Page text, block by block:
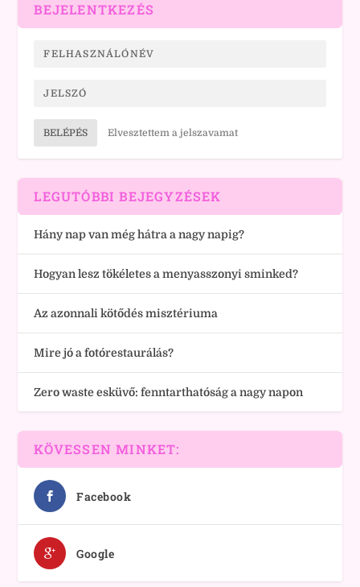
BEJELENTKEZÉS
BELÉPÉS Elvesztettem a jelszavamat
LEGUTÓBBI BEJEGYZÉSEK
Hány nap van még hátra a nagy napig?
Hogyan lesz tökéletes a menyasszonyi sminked?
Az azonnali kötődés misztériuma
Mire jó a fotórestaurálás?
Zero waste esküvő: fenntarthatóság a nagy napon
KÖVESSEN MINKET:
Facebook
Google